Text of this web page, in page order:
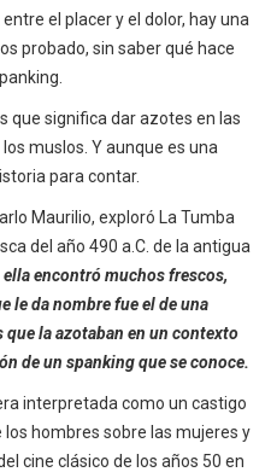
el placer y el dolor, hay una
probado, sin saber qué hace
que significa dar azotes en las
muslos. Y aunque es una
para contar.
Maurilio, exploró La Tumba
del año 490 a.C. de la antigua
ella encontró muchos frescos,
le da nombre fue el de una
la azotaban en un contexto
de un spanking que se conoce.
interpretada como un castigo
hombres sobre las mujeres y
cine clásico de los años 50 en